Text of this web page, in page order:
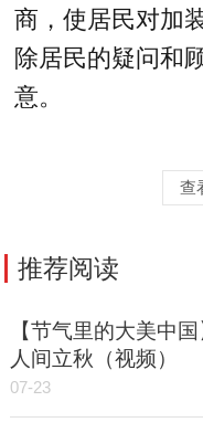
商，使居民对加
除居民的疑问和
意。
查
推荐阅读
【节气里的大美中
人间立秋（视频）
07-23